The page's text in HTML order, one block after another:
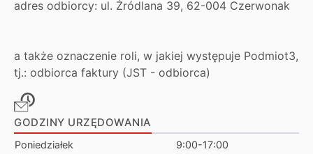
adres odbiorcy: ul. Źródlana 39, 62-004 Czerwonak
a także oznaczenie roli, w jakiej występuje Podmiot3,
tj.: odbiorca faktury (JST - odbiorca)
GODZINY URZĘDOWANIA
Poniedziałek
9:00-17:00